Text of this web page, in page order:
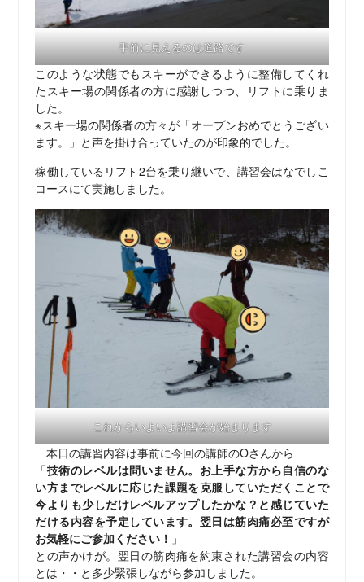
手前に見えるのは道路です
このような状態でもスキーができるように整備してくれ
たスキー場の関係者の方に感謝しつつ、リフトに乗りま
した。
※スキー場の関係者の方々が「オープンおめでとうござい
ます。」と声を掛け合っていたのが印象的でした。
稼働しているリフト2台を乗り継いで、講習会はなでしこ
コースにて実施しました。
これからいよいよ講習会が始まります
本日の講習内容は事前に今回の講師のOさんから
「技術のレベルは問いません。お上手な方から自信のな
い方までレベルに応じた課題を克服していただくことで
今よりも少しだけレベルアップしたかな？と感じていた
だける内容を予定しています。翌日は筋肉痛必至ですが
お気軽にご参加ください！ 」
との声かけが。翌日の筋肉痛を約束された講習会の内容
とは・・と多少緊張しながら参加しました。